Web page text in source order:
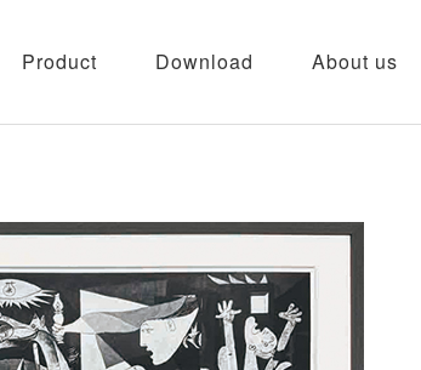
Product Download About us